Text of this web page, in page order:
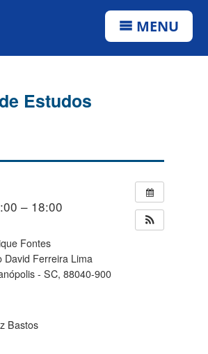
MENU
Estudos
– 18:00
Fontes
David Ferreira Lima
- SC, 88040-900
Bastos